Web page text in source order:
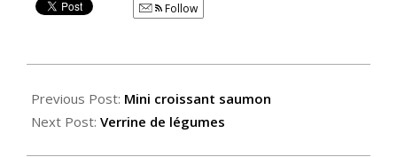
Follow
03-
03
Previous Post: Mini croissant saumon
Next Post: Verrine de légumes